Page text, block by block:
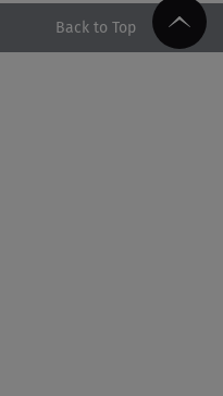
Back to Top